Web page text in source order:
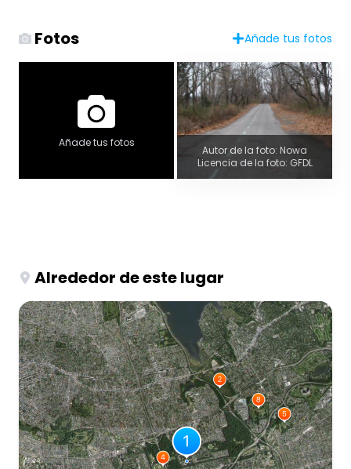
Fotos Añade tus fotos
Añade tus fotos
Autor de la foto: Nowa
Licencia de la foto: GFDL
Alrededor de este lugar